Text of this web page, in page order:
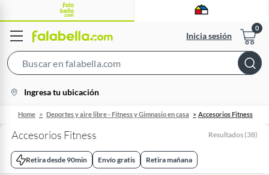
Inicia sesión
Bar
location-
icon
Ingresa tu ubicación
Home Deportes y aire libre - Fitness y Gimnasio en casa Accesorios Fitness
Accesorios Fitness Resultados (38)
Retira desde 90min Envío gratis Retira mañana